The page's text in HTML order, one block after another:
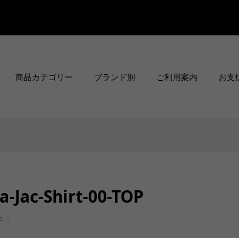
商品カテゴリー ブランド別 ご利用案内 お支
Jac-Shirt-00-TOP